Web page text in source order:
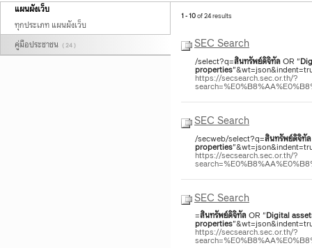
แผนผังเว็บ
ทุกประเภท แผนผังเว็บ
คู่มือประชาชน ( 24 )
1 - 10of 24 results
SEC Search
/select?q=สินทรัพย์ดิจิทัลOR "
properties
https://secsearch.sec.or.th/?
SEC Search
/secweb/select?q=สินทรัพย์ดิจิทัล
properties
https://secsearch.sec.or.th/?
SEC Search
=สินทรัพย์ดิจิทัลOR "Digital
properties
https://secsearch.sec.or.th/?